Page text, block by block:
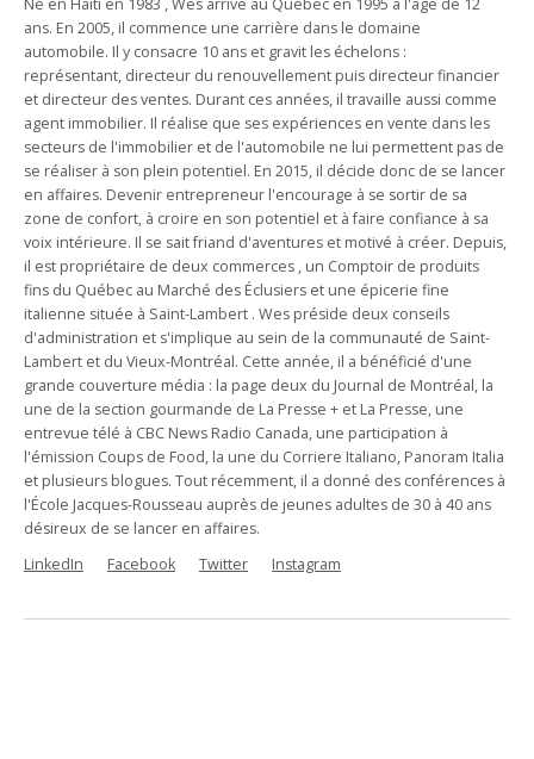
ans. En 2005, il commence une carrière dans le domaine
automobile. Il y consacre 10 ans et gravit les échelons :
représentant, directeur du renouvellement puis directeur financier
et directeur des ventes. Durant ces années, il travaille aussi comme
agent immobilier. Il réalise que ses expériences en vente dans les
secteurs de l'immobilier et de l'automobile ne lui permettent pas de
se réaliser à son plein potentiel. En 2015, il décide donc de se lancer
en affaires. Devenir entrepreneur l'encourage à se sortir de sa
zone de confort, à croire en son potentiel et à faire confiance à sa
voix intérieure. Il se sait friand d'aventures et motivé à créer. Depuis,
il est propriétaire de deux commerces , un Comptoir de produits
fins du Québec au Marché des Éclusiers et une épicerie fine
italienne située à Saint-Lambert . Wes préside deux conseils
d'administration et s'implique au sein de la communauté de Saint-
Lambert et du Vieux-Montréal. Cette année, il a bénéficié d'une
grande couverture média : la page deux du Journal de Montréal, la
une de la section gourmande de La Presse + et La Presse, une
entrevue télé à CBC News Radio Canada, une participation à
l'émission Coups de Food, la une du Corriere Italiano, Panoram Italia
et plusieurs blogues. Tout récemment, il a donné des conférences à
l'École Jacques-Rousseau auprès de jeunes adultes de 30 à 40 ans
désireux de se lancer en affaires.
LinkedIn
Facebook Twitter Instagram